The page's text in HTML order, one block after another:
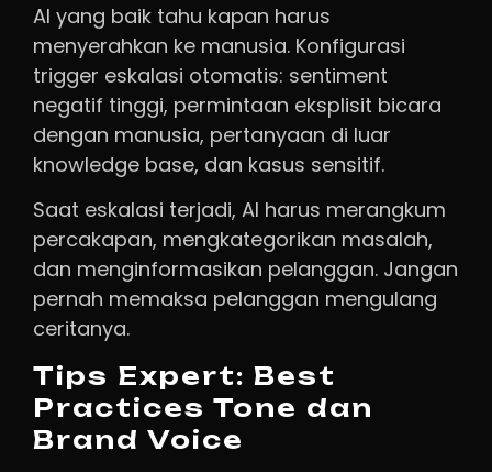
AI yang baik tahu kapan harus
menyerahkan ke manusia. Konfigurasi
trigger eskalasi otomatis: sentiment
negatif tinggi, permintaan eksplisit bicara
dengan manusia, pertanyaan di luar
knowledge base, dan kasus sensitif.
Saat eskalasi terjadi, AI harus merangkum
percakapan, mengkategorikan masalah,
dan menginformasikan pelanggan. Jangan
pernah memaksa pelanggan mengulang
ceritanya.
Tips Expert: Best
Practices Tone dan
Brand Voice